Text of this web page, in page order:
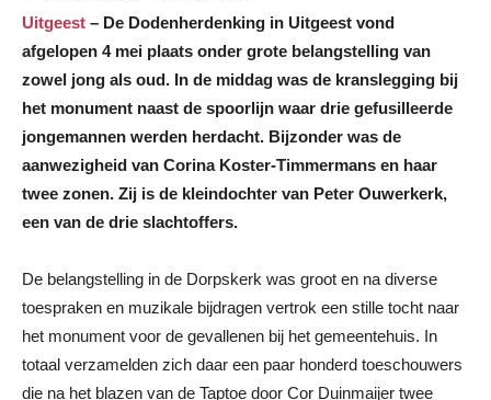
Uitgeest – De Dodenherdenking in Uitgeest vond
afgelopen 4 mei plaats onder grote belangstelling van
zowel jong als oud. In de middag was de kranslegging bij
het monument naast de spoorlijn waar drie gefusilleerde
jongemannen werden herdacht. Bijzonder was de
aanwezigheid van Corina Koster-Timmermans en haar
twee zonen. Zij is de kleindochter van Peter Ouwerkerk,
een van de drie slachtoffers.
De belangstelling in de Dorpskerk was groot en na diverse
toespraken en muzikale bijdragen vertrok een stille tocht naar
het monument voor de gevallenen bij het gemeentehuis. In
totaal verzamelden zich daar een paar honderd toeschouwers
die na het blazen van de Taptoe door Cor Duinmaijer twee